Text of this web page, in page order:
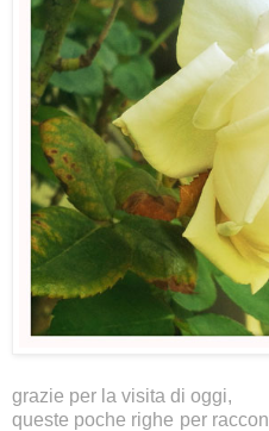
grazie per la visita di oggi,
queste poche righe per